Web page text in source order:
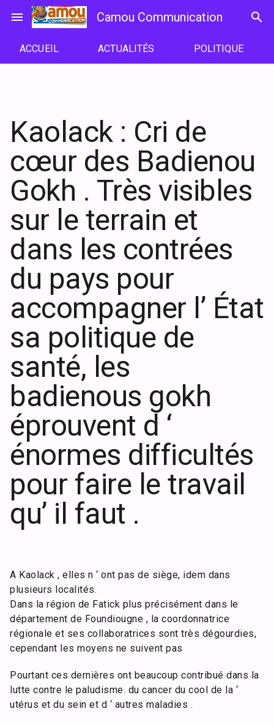
menu Camou Communication search
ACCUEIL ACTUALITÉS POLITIQUE
Kaolack : Cri de
cœur des Badienou
Gokh . Très visibles
sur le terrain et
dans les contrées
du pays pour
accompagner l’ État
sa politique de
santé, les
badienous gokh
éprouvent d ‘
énormes difficultés
pour faire le travail
qu’ il faut .
A Kaolack , elles n ‘ ont pas de siège, idem dans
plusieurs localités.
Dans la région de Fatick plus précisément dans le
département de Foundiougne , la coordonnatrice
régionale et ses collaboratrices sont très dégourdies,
cependant les moyens ne suivent pas
Pourtant ces dernières ont beaucoup contribué dans la
lutte contre le paludisme. du cancer du cool de la ‘
utérus et du sein et d ‘ autres maladies .